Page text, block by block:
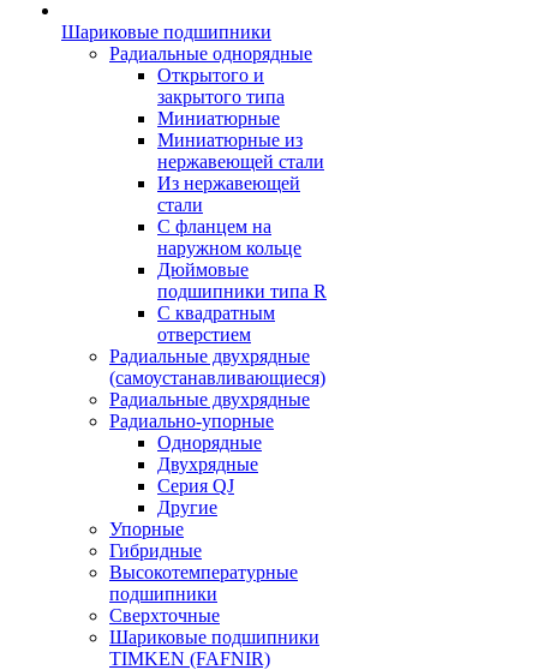
Шариковые подшипники
Радиальные однорядные
Открытого и
закрытого типа
Миниатюрные
Миниатюрные из
нержавеющей стали
Из нержавеющей
стали
С фланцем на
наружном кольце
Дюймовые
подшипники типа R
С квадратным
отверстием
Радиальные двухрядные
(самоустанавливающиеся)
Радиальные двухрядные
Радиально-упорные
Однорядные
Двухрядные
Серия QJ
Другие
Упорные
Гибридные
Высокотемпературные
подшипники
Сверхточные
Шариковые подшипники
TIMKEN (FAFNIR)